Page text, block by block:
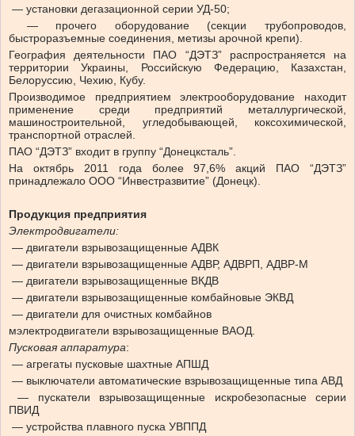
— установки дегазационной серии УД-50;
— прочего оборудование (секции трубопроводов,
быстроразъемные соединения, метизы арочной крепи).
География деятельности ПАО “ДЭТЗ” распространяется на
территории Украины, Российскую Федерацию, Казахстан,
Белоруссию, Чехию, Кубу.
Производимое предприятием электрооборудование находит
применение среди предприятий металлургической,
машиностроительной, угледобывающей, коксохимической,
транспортной отраслей.
ПАО “ДЭТЗ” входит в группу “Донецксталь”.
На октябрь 2011 года более 97,6% акций ПАО “ДЭТЗ”
принадлежало ООО “Инвестразвитие” (Донецк).
Продукция предприятия
Электродвигатели:
— двигатели взрывозащищенные АДВК
— двигатели взрывозащищенные АДВР, АДВРП, АДВР-М
— двигатели взрывозащищенные ВКДВ
— двигатели взрывозащищенные комбайновые ЭКВД
— двигатели для очистных комбайнов
мэлектродвигатели взрывозащищенные ВАОД.
Пусковая аппаратура:
— агрегаты пусковые шахтные АПШД
— выключатели автоматические взрывозащищенные типа АВД
— пускатели взрывозащищенные искробезопасные серии
ПВИД
— устройства плавного пуска УВППД